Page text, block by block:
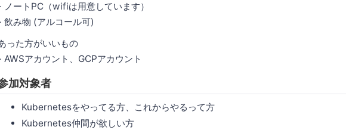
ノートPC（wifiは用意しています）
飲み物 (アルコール可)
った方がいいもの
AWSアカウント、GCPアカウント
加対象者
Kubernetesをやってる方、これからやるって方
Kubernetes仲間が欲しい方